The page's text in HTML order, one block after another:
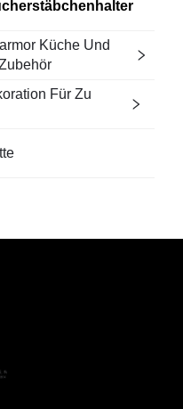
Küche Und
Für Zu